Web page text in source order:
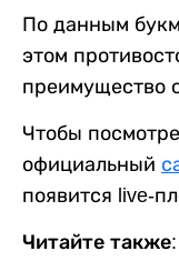
По данным
этом
преимущество
Чтобы
официальный
появится live-
Читайте также: